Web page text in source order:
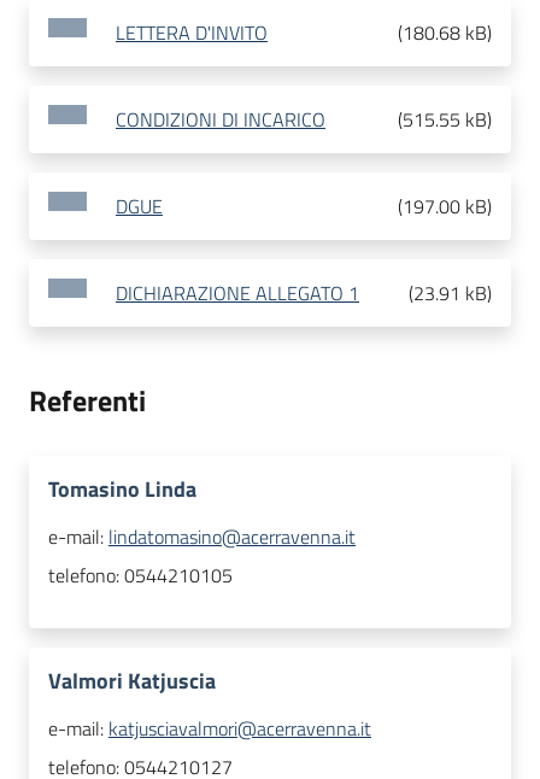
LETTERA D'INVITO (180.68 kB)
CONDIZIONI DI INCARICO (515.55 kB)
DGUE (197.00 kB)
DICHIARAZIONE ALLEGATO 1 (23.91 kB)
Referenti
Tomasino Linda
e-mail: lindatomasino@acerravenna.it
telefono:0544210105
Valmori Katjuscia
e-mail: katjusciavalmori@acerravenna.it
telefono:0544210127